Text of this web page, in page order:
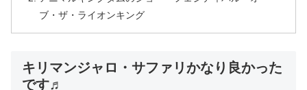
ブ・ザ・ライオンキング
キリマンジャロ・サファリかなり良かった
です♬